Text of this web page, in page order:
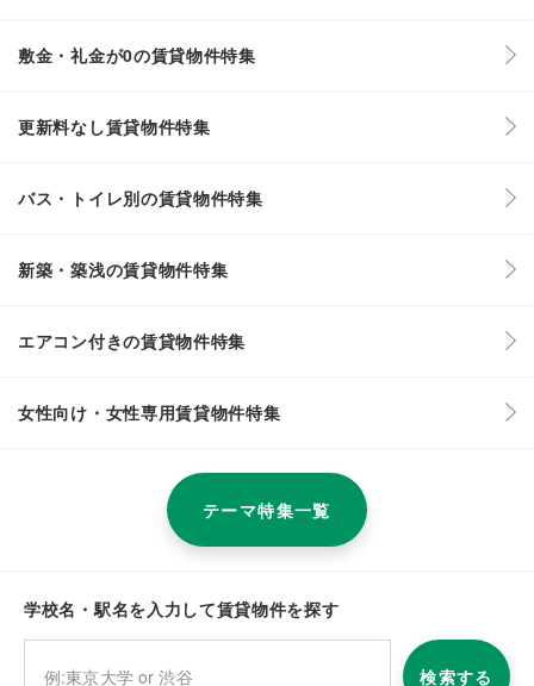
敷金・礼金が0の賃貸物件特集
更新料なし賃貸物件特集
バス・トイレ別の賃貸物件特集
新築・築浅の賃貸物件特集
エアコン付きの賃貸物件特集
女性向け・女性専用賃貸物件特集
テーマ特集一覧
学校名・駅名を入力して賃貸物件を探す
検索する